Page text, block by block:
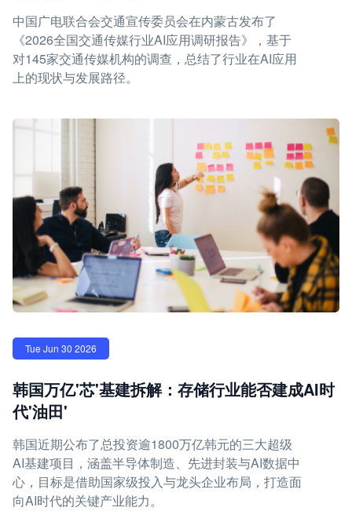
中国广电联合会交通宣传委员会在内蒙古发布了
《2026全国交通传媒行业AI应用调研报告》，基于
对145家交通传媒机构的调查，总结了行业在AI应用
上的现状与发展路径。
Tue Jun 30 2026
韩国万亿'芯'基建拆解：存储行业能否建成AI时
代'油田'
韩国近期公布了总投资逾1800万亿韩元的三大超级
AI基建项目，涵盖半导体制造、先进封装与AI数据中
心，目标是借助国家级投入与龙头企业布局，打造面
向AI时代的关键产业能力。